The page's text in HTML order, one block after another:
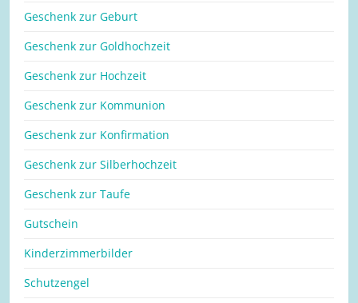
Geschenk zur Geburt
Geschenk zur Goldhochzeit
Geschenk zur Hochzeit
Geschenk zur Kommunion
Geschenk zur Konfirmation
Geschenk zur Silberhochzeit
Geschenk zur Taufe
Gutschein
Kinderzimmerbilder
Schutzengel